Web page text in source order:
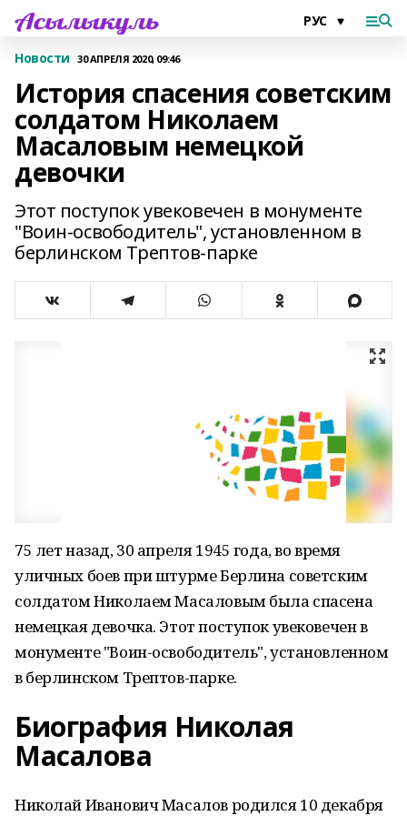
Новости 30 АПРЕЛЯ 2020, 09:46
История спасения советским
солдатом Николаем
Масаловым немецкой
девочки
Этот поступок увековечен в монументе
"Воин-освободитель", установленном в
берлинском Трептов-парке
75 лет назад, 30 апреля 1945 года, во время
уличных боев при штурме Берлина советским
солдатом Николаем Масаловым была спасена
немецкая девочка. Этот поступок увековечен в
монументе "Воин-освободитель", установленном
в берлинском Трептов-парке.
Биография Николая
Масалова
Николай Иванович Масалов родился 10 декабря